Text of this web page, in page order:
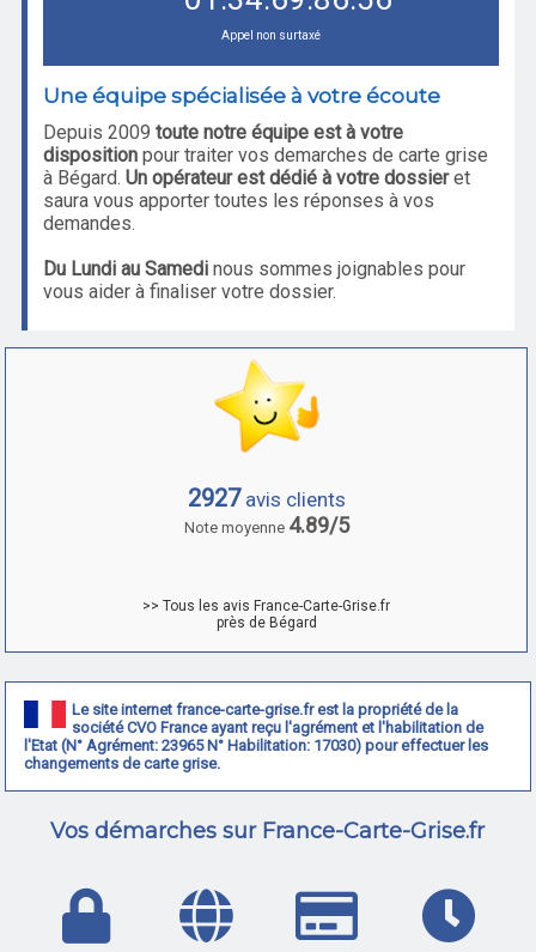
Appel non surtaxé
Une équipe spécialisée à votre écoute
Depuis 2009 toute notre équipe est à votre
dispositionpour traiter vos demarches de carte grise
à Bégard. Un opérateur est dédié à votre dossieret
saura vous apporter toutes les réponses à vos
demandes.
Du Lundi au Samedinous sommes joignables pour
vous aider à finaliser votre dossier.
2927avis clients
Note moyenne 4.89/5
>> Tous les avis France-Carte-Grise.fr
près de Bégard
Le site internet france-carte-grise.fr est la propriété de la
société CVO France ayant reçu l'agrément et l'habilitation de
l'Etat (N° Agrément: 23965 N° Habilitation: 17030) pour effectuer les
changements de carte grise.
Vos démarches sur France-Carte-Grise.fr